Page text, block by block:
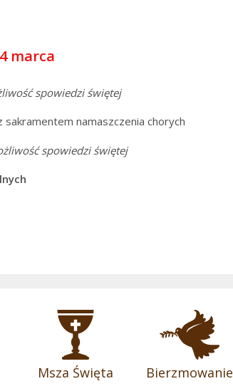
marca
spowiedzi świętej
namaszczenia chorych
spowiedzi świętej
Msza Święta Bierzmowanie